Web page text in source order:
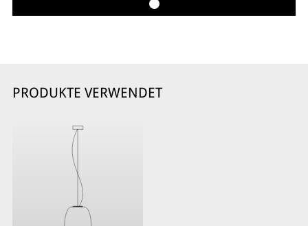
PRODUKTE VERWENDET